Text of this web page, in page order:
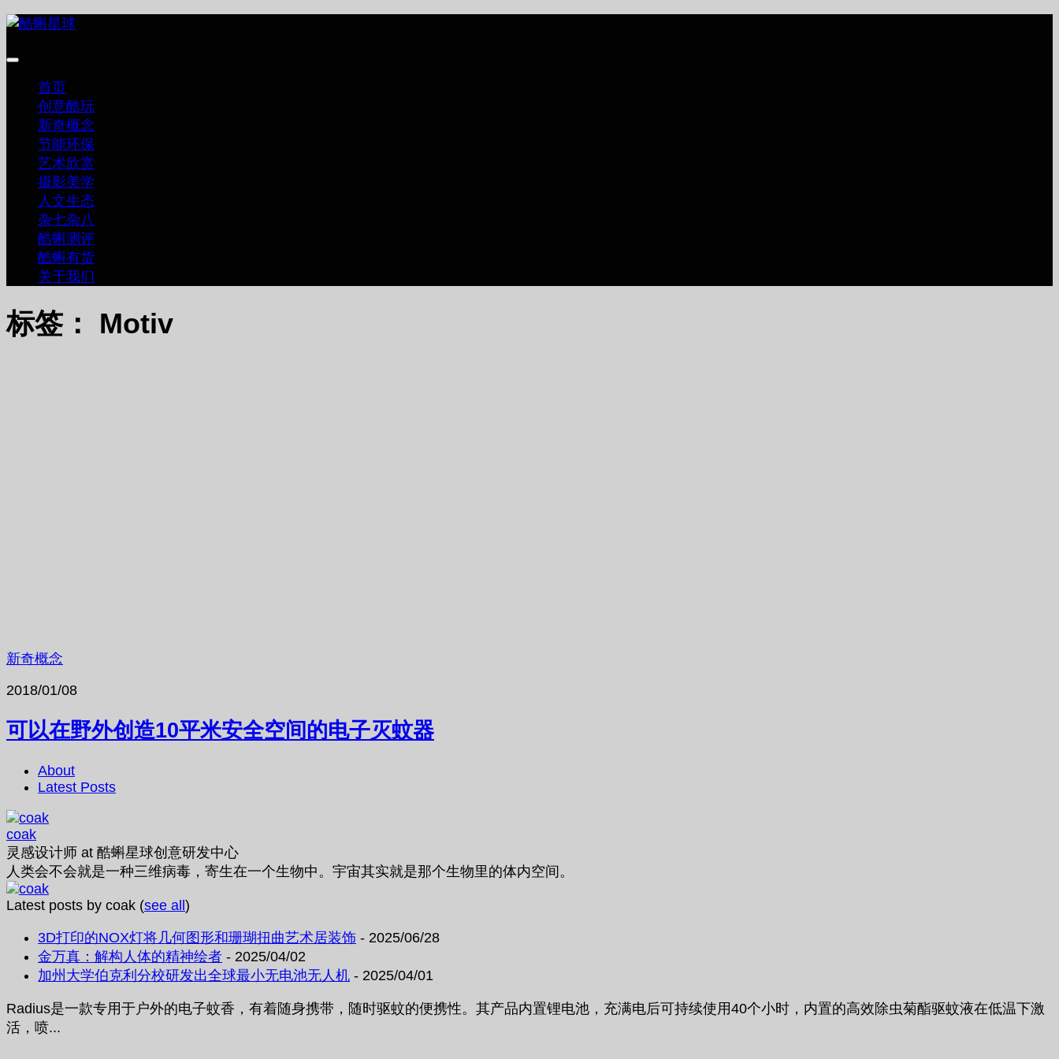
跳
内
首页
创意酷玩
新奇概念
节能环保
艺术欣赏
摄影美学
人文生态
杂七杂八
酷蝌测评
酷蝌有货
关于我们
标签： Motiv
新奇概念
2018/01/08
可以在野外创造10平米安全空间的电子灭蚊器
About
Latest Posts
coak
灵感设计师 at 酷蝌星球创意研发中心
人类会不会就是一种三维病毒，寄生在一个生物中。宇宙其实就是那个生物里的体内空间。
Latest posts by coak (see all)
3D打印的NOX灯将几何图形和珊瑚扭曲艺术居装饰 - 2025/06/28
金万真：解构人体的精神绘者 - 2025/04/02
加州大学伯克利分校研发出全球最小无电池无人机 - 2025/04/01
Radius是一款专用于户外的电子蚊香，有着随身携带，随时驱蚊的便携性。其产品内置锂电池，充满电后可持续使用40个小时，内置的高效除虫菊酯驱蚊液在低温下激
活，喷...